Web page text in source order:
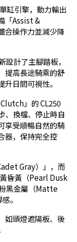
缸引擎，動力輸出
「Assist &
操作力並減少降
設計了主腳踏板，
提高長途騎乘的舒
日間可視性。
」的 CL250
、換檔、停止時自
享受順暢自然的騎
器，保持完全控
Gray）」，而
昏黃（Pearl Dusk
黑金屬（Matte
。
如頭燈遮陽板、後